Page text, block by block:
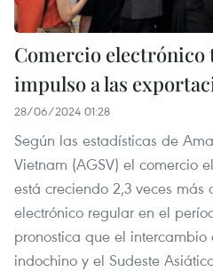
Comercio
impulso a las
28/06/2024 01:28
Según las estadísticas de
Vietnam (AGSV) el comercio
está creciendo 2,3 veces más
electrónico regular en el
pronostica que el
indochino y el Sudeste